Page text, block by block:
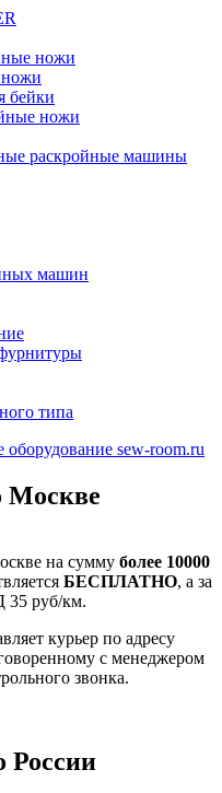
ножи
ножи
бейки
ножи
раскройные машины
машин
типа
Москве
на сумму более 10000
БЕСПЛАТНО, а за
руб/км.
курьер по адресу
с менеджером
звонка.
России